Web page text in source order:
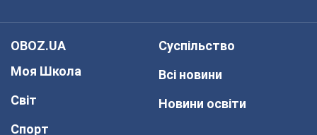
OBOZ.UA
Моя Школа
Світ
Спорт
Суспільство
Всі новини
Новини освіти